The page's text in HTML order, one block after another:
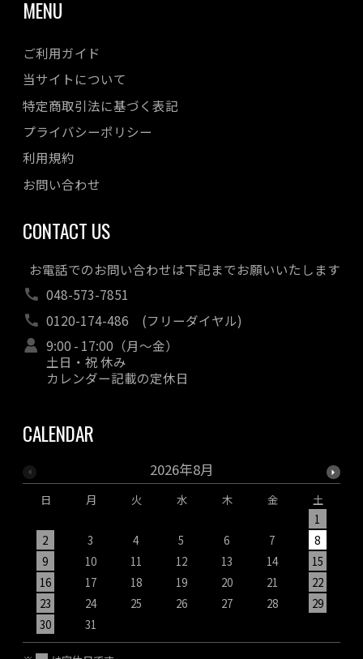
MENU
ご利用ガイド
当サイトについて
特定商取引法に基づく表記
プライバシーポリシー
利用規約
お問い合わせ
CONTACT US
お電話でのお問い合わせは下記までお願いいたします
048-573-7851
0120-174-486 (フリーダイヤル)
9:00 - 17:00（月～金）
土日・祝 休み
カレンダー記載の定休日
CALENDAR
2026年8月
日 月 火 水 木 金
土
1
2
3 4 5 6 7
8
9
10 11 12 13 14
15
16
17 18 19 20 21
22
23
24 25 26 27 28
29
30
31